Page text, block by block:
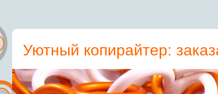
Уютный копирайтер:
пресс-релиз, статьи,